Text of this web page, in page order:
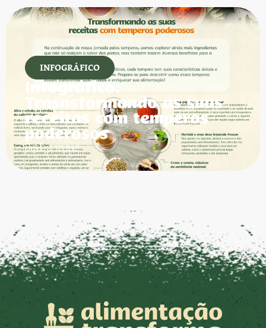
INFOGRÁFICO
Infográfico:
Trasnsformando as suas
receitas com temperos
poderosos
Saiba mais